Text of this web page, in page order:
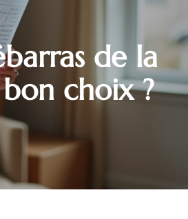
de la
choix ?